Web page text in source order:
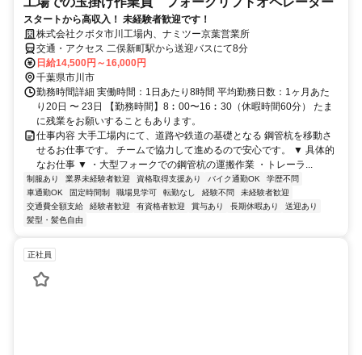
スタートから高収入！ 未経験者歓迎です！
株式会社クボタ市川工場内、ナミツー京葉営業所
交通・アクセス 二俣新町駅から送迎バスにて8分
日給14,500円～16,000円
千葉県市川市
勤務時間詳細 実働時間：1日あたり8時間 平均勤務日数：1ヶ月あた
り20日 〜 23日 【勤務時間】8︰00〜16︰30（休暇時間60分） たま
に残業をお願いすることもあります。
仕事内容 大手工場内にて、道路や鉄道の基礎となる 鋼管杭を移動さ
せるお仕事です。 チームで協力して進めるので安心です。 ▼ 具体的
なお仕事 ▼ ・大型フォークでの鋼管杭の運搬作業 ・トレーラ...
制服あり 業界未経験者歓迎 資格取得支援あり バイク通勤OK
学歴不問
車通勤OK
固定時間制 職場見学可 転勤なし 経験不問
未経験者歓迎
交通費全額支給
経験者歓迎 有資格者歓迎 賞与あり 長期休暇あり
送迎あり
髪型・髪色自由
正社員